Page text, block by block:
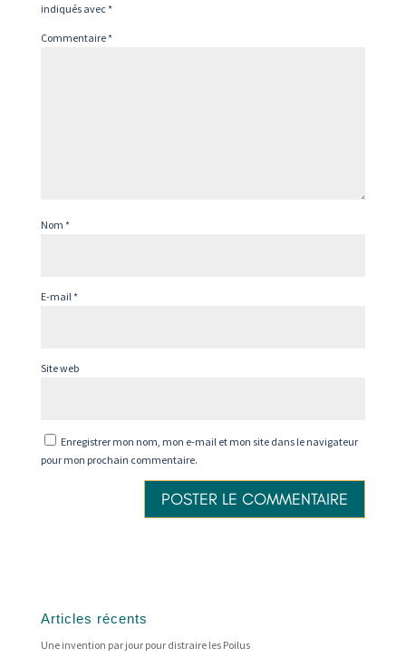
indiqués avec*
Commentaire*
Nom *
E-mail *
Site web
Enregistrer mon nom, mon e-mail et mon site dans le navigateur
pour mon prochain commentaire.
Articles récents
Une invention par jour pour distraire les Poilus